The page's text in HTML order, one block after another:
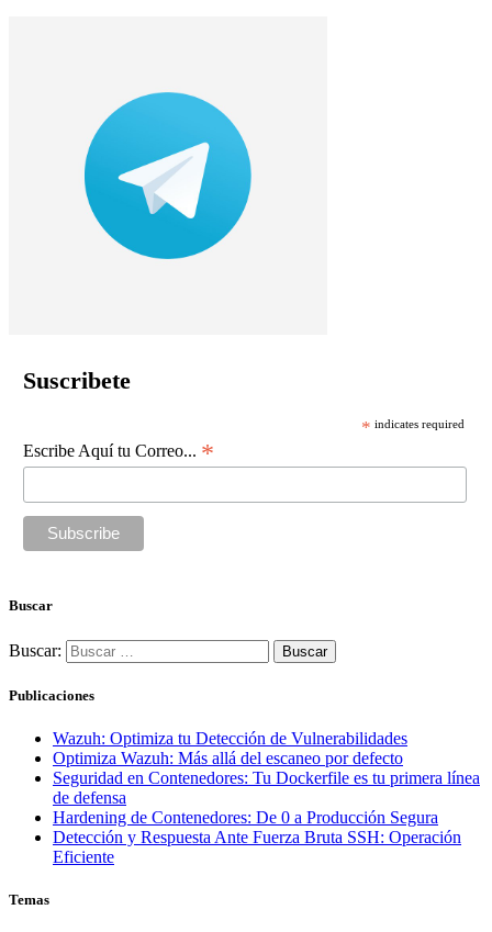
Suscribete
* indicates required
Escribe Aquí tu Correo... *
Buscar
Buscar:
Publicaciones
Wazuh: Optimiza tu Detección de Vulnerabilidades
Optimiza Wazuh: Más allá del escaneo por defecto
Seguridad en Contenedores: Tu Dockerfile es tu primera línea
de defensa
Hardening de Contenedores: De 0 a Producción Segura
Detección y Respuesta Ante Fuerza Bruta SSH: Operación
Eficiente
Temas